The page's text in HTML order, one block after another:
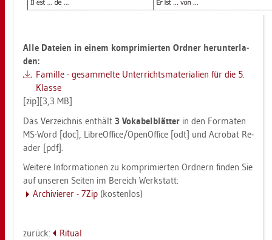
Alle Da­tei­en in einem kom­pri­mier­ten Ord­ner her­un­ter­la­
den:
Fa­mil­le - ge­sam­mel­te Un­ter­richts­ma­te­ria­li­en für die 5.
Klas­se
[zip][3,3 MB]
Das Ver­zeich­nis ent­hält 3 Vo­ka­bel­blät­ter in den For­ma­ten
MS-Word [doc], Li­bre­Of­fice/Open­Of­fice [odt] und Acro­bat Re­
a­der [pdf].
Wei­te­re In­for­ma­tio­nen zu kom­pri­mier­ten Ord­nern fin­den Sie
auf un­se­ren Sei­ten im Be­reich Werk­statt:
Ar­chi­vie­rer - 7Zip (kos­ten­los)
zu­rück:
Ri­tu­al